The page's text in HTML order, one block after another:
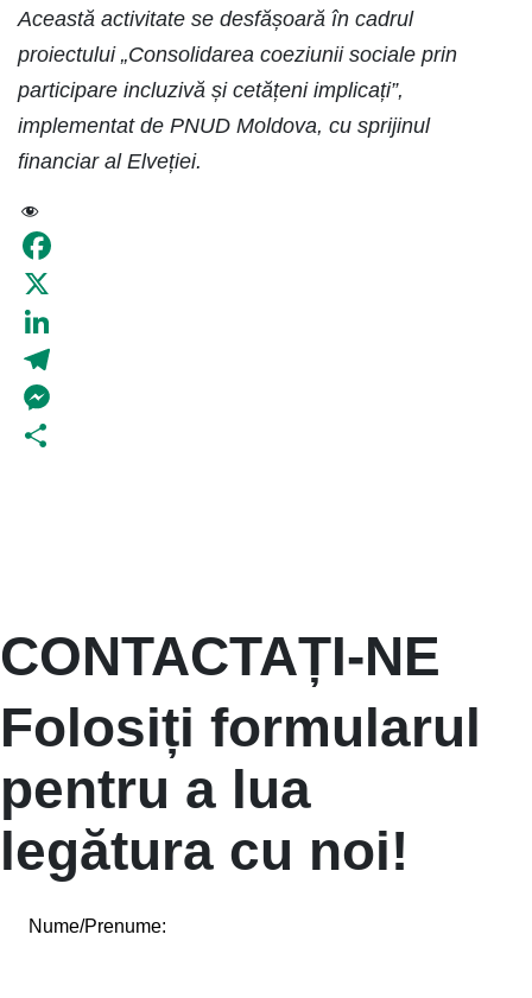
Această activitate se desfășoară în cadrul
proiectului „Consolidarea coeziunii sociale prin
participare incluzivă și cetățeni implicați”,
implementat de PNUD Moldova, cu sprijinul
financiar al Elveției.
Facebook
X
LinkedIn
Telegram
Messenger
CONTACTAȚI-NE
Folosiți formularul
pentru a lua
legătura cu noi!